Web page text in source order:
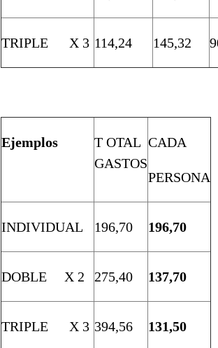
TRIPLE X 3 114,24 145,32
Ejemplos
T OTAL
GASTOS
CADA
PERSONA
INDIVIDUAL 196,70 196,70
DOBLE X 2 275,40 137,70
TRIPLE X 3 394,56 131,50